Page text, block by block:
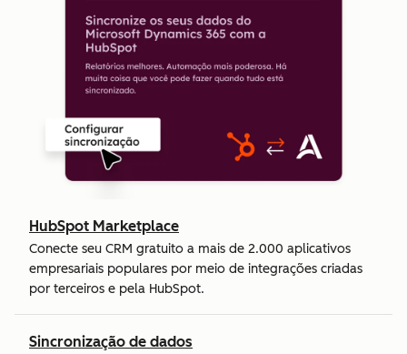
HubSpot Marketplace
Conecte seu CRM gratuito a mais de 2.000 aplicativos
empresariais populares por meio de integrações criadas
por terceiros e pela HubSpot.
Sincronização de dados